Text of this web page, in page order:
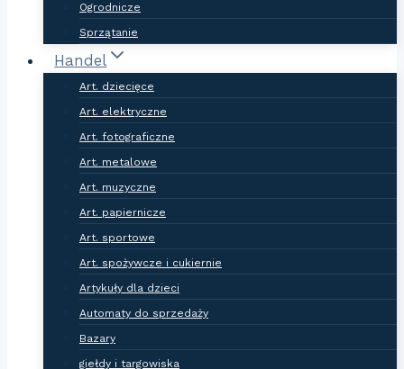
Ogrodnicze
Sprzątanie
Handel
Art. dziecięce
Art. elektryczne
Art. fotograficzne
Art. metalowe
Art. muzyczne
Art. papiernicze
Art. sportowe
Art. spożywcze i cukiernie
Artykuły dla dzieci
Automaty do sprzedaży
Bazary
giełdy i targowiska